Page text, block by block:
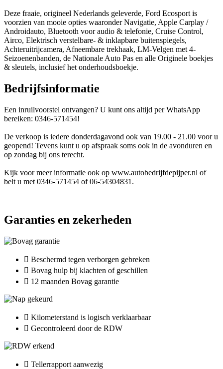
Deze fraaie, origineel Nederlands geleverde, Ford Ecosport is
voorzien van mooie opties waaronder Navigatie, Apple Carplay /
Androidauto, Bluetooth voor audio & telefonie, Cruise Control,
Airco, Elektrisch verstelbare- & inklapbare buitenspiegels,
Achteruitrijcamera, Afneembare trekhaak, LM-Velgen met 4-
Seizoenenbanden, de Nationale Auto Pas en alle Originele boekjes
& sleutels, inclusief het onderhoudsboekje.
Bedrijfsinformatie
Een inruilvoorstel ontvangen? U kunt ons altijd per WhatsApp
bereiken: 0346-571454!
De verkoop is iedere donderdagavond ook van 19.00 - 21.00 voor u
geopend! Tevens kunt u op afspraak soms ook in de avonduren en
op zondag bij ons terecht.
Kijk voor meer informatie ook op www.autobedrijfdepijper.nl of
belt u met 0346-571454 of 06-54304831.
Garanties en zekerheden
Beschermd tegen verborgen gebreken
Bovag hulp bij klachten of geschillen
12 maanden Bovag garantie
Kilometerstand is logisch verklaarbaar
Gecontroleerd door de RDW
Tellerrapport aanwezig